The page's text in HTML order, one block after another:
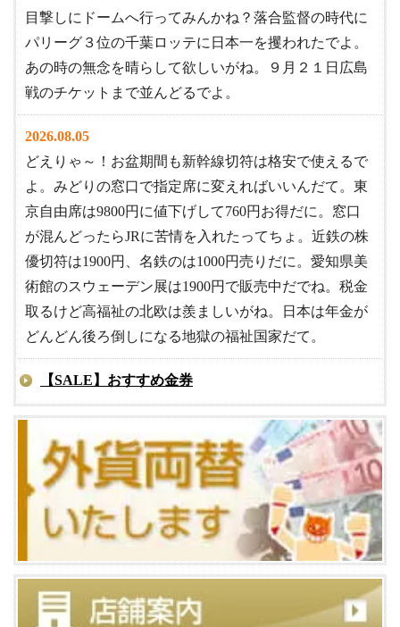
目撃しにドームへ行ってみんかね？落合監督の時代に
パリーグ３位の千葉ロッテに日本一を攫われたでよ。
あの時の無念を晴らして欲しいがね。９月２１日広島
戦のチケットまで並んどるでよ。
2026.08.05
どえりゃ～！お盆期間も新幹線切符は格安で使えるで
よ。みどりの窓口で指定席に変えればいいんだて。東
京自由席は9800円に値下げして760円お得だに。窓口
が混んどったらJRに苦情を入れたってちょ。近鉄の株
優切符は1900円、名鉄のは1000円売りだに。愛知県美
術館のスウェーデン展は1900円で販売中だでね。税金
取るけど高福祉の北欧は羨ましいがね。日本は年金が
どんどん後ろ倒しになる地獄の福祉国家だて。
【SALE】おすすめ金券